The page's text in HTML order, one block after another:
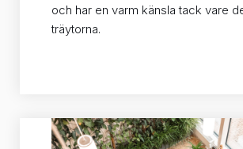
och har en varm känsla tack vare
träytorna.